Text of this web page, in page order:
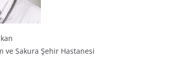
ve Sakura Şehir Hastanesi